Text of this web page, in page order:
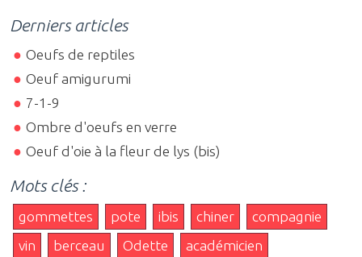
Derniers articles
Oeufs de reptiles
Oeuf amigurumi
7-1-9
Ombre d'oeufs en verre
Oeuf d'oie à la fleur de lys (bis)
Mots clés :
gommettes pote ibis chiner
compagnie
vin
berceau Odette
académicien